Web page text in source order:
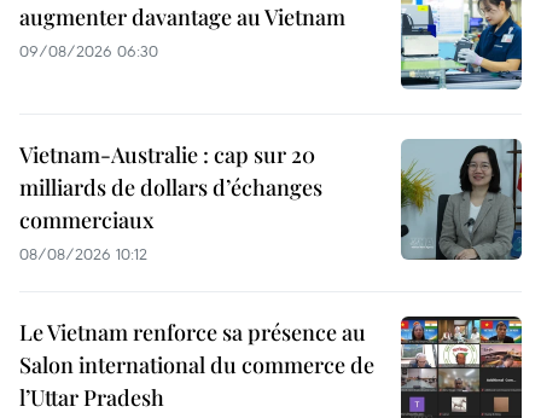
augmenter davantage au Vietnam
09/08/2026 06:30
Vietnam-Australie : cap sur 20
milliards de dollars d’échanges
commerciaux
08/08/2026 10:12
Le Vietnam renforce sa présence au
Salon international du commerce de
l’Uttar Pradesh